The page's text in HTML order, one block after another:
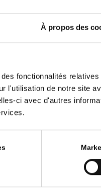
À propos des
fonctionnalités relatives
l'utilisation de notre site
ci avec d'autres
de
à la
SYLVAN
à un stade
un contrôle limité
30 % des CE,
anti-PD-1. Nous